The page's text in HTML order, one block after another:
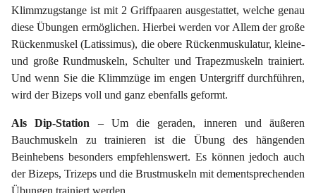
Klimmzugstange ist mit 2 Griffpaaren ausgestattet, welche genau
diese Übungen ermöglichen. Hierbei werden vor Allem der große
Rückenmuskel (Latissimus), die obere Rückenmuskulatur, kleine-
und große Rundmuskeln, Schulter und Trapezmuskeln trainiert.
Und wenn Sie die Klimmzüge im engen Untergriff durchführen,
wird der Bizeps voll und ganz ebenfalls geformt.
Als Dip-Station – Um die geraden, inneren und äußeren
Bauchmuskeln zu trainieren ist die Übung des hängenden
Beinhebens besonders empfehlenswert. Es können jedoch auch
der Bizeps, Trizeps und die Brustmuskeln mit dementsprechenden
Übungen trainiert werden.